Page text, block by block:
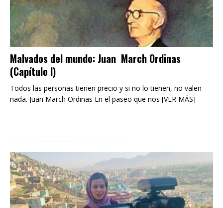
Malvados del mundo: Juan March Ordinas
(Capítulo I)
Todos las personas tienen precio y si no lo tienen, no valen
nada. Juan March Ordinas En el paseo que nos [VER MÁS]